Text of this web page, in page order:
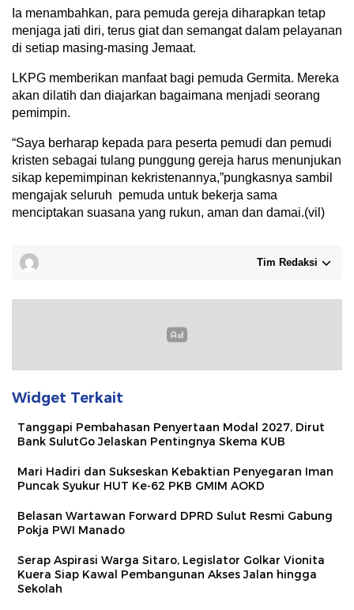
Ia menambahkan, para pemuda gereja diharapkan tetap
menjaga jati diri, terus giat dan semangat dalam pelayanan
di setiap masing-masing Jemaat.
LKPG memberikan manfaat bagi pemuda Germita. Mereka
akan dilatih dan diajarkan bagaimana menjadi seorang
pemimpin.
“Saya berharap kepada para peserta pemudi dan pemudi
kristen sebagai tulang punggung gereja harus menunjukan
sikap kepemimpinan kekristenannya,”pungkasnya sambil
mengajak seluruh pemuda untuk bekerja sama
menciptakan suasana yang rukun, aman dan damai.(vil)
Tim Redaksi
Widget Terkait
Tanggapi Pembahasan Penyertaan Modal 2027, Dirut
Bank SulutGo Jelaskan Pentingnya Skema KUB
Mari Hadiri dan Sukseskan Kebaktian Penyegaran Iman
Puncak Syukur HUT Ke-62 PKB GMIM AOKD
Belasan Wartawan Forward DPRD Sulut Resmi Gabung
Pokja PWI Manado
Serap Aspirasi Warga Sitaro, Legislator Golkar Vionita
Kuera Siap Kawal Pembangunan Akses Jalan hingga
Sekolah​